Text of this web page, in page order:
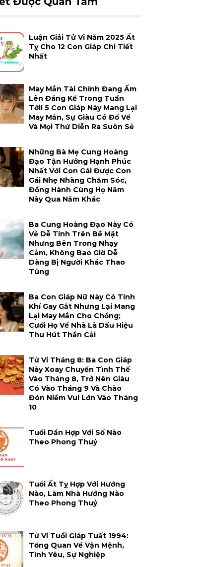
Luận Giải Tử Vi Năm 2025 Ất
Tỵ Cho 12 Con Giáp Chi Tiết
Nhất
May Mắn Tài Chính Đang Ấm
Lên Đáng Kể Trong Tuần
Tới! 5 Con Giáp Này Mang Lại
May Mắn, Sự Giàu Có Đổ Về
Và Mọi Thứ Diễn Ra Suôn Sẻ
Những Bà Mẹ Cung Hoàng
Đạo Tận Hưởng Hạnh Phúc
Nhất Với Con Gái Được Con
Gái Nhẹ Nhàng Chăm Sóc,
Đồng Hành Cùng Họ Năm
Này Qua Năm Khác
Ba Cung Hoàng Đạo Này Có
Vẻ Dễ Tính Trên Bề Mặt
Nhưng Bên Trong Nhạy
Cảm, Không Bao Giờ Dễ
Dàng Bị Người Khác Thao
Túng
Ba Con Giáp Nữ Này Có Tính
Khí Gay Gắt Nhưng Lại Mang
Lại May Mắn Cho Chồng;
Cưới Họ Về Nhà Là Dấu Hiệu
Thu Hút Thần Cải
Tử Vi Tháng 8: Ba Con Giáp
Này Xoay Chuyển Tình Thế
Vào Tháng 8, Trở Nên Giàu
Có Vào Tháng 9 Và Chào
Đón Niềm Vui Lớn Vào Tháng
10
Tuổi Dần Hợp Với Số Nào
Theo Phong Thuỷ
Tuổi Ất Tỵ Hợp Với Hướng
Nào, Làm Nhà Hướng Nào
Theo Phong Thuỷ
Tử Vi Tuổi Giáp Tuất 1994:
Tổng Quan Về Vận Mệnh,
Tình Yêu, Sự Nghiệp